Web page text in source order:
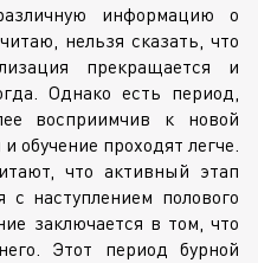
информацию о
нельзя сказать, что
прекращается и
Однако есть период,
восприимчив к новой
обучение проходят легче.
что активный этап
с наступлением полового
заключается в том, что
Этот период бурной